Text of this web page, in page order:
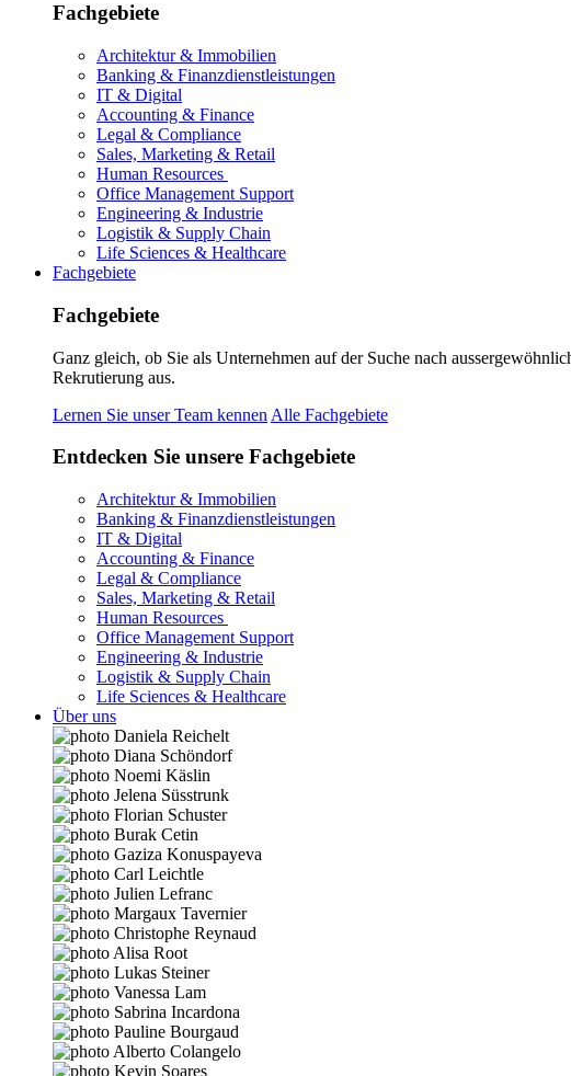
Fachgebiete
Architektur & Immobilien
Banking & Finanzdienstleistungen
IT & Digital
Accounting & Finance
Legal & Compliance
Sales, Marketing & Retail
Human Resources
Office Management Support
Engineering & Industrie
Logistik & Supply Chain
Life Sciences & Healthcare
Fachgebiete
Fachgebiete
Ganz gleich, ob Sie als Unternehmen auf der Suche nach
Rekrutierung aus.
Lernen Sie unser Team kennen Alle Fachgebiete
Entdecken Sie unsere Fachgebiete
Architektur & Immobilien
Banking & Finanzdienstleistungen
IT & Digital
Accounting & Finance
Legal & Compliance
Sales, Marketing & Retail
Human Resources
Office Management Support
Engineering & Industrie
Logistik & Supply Chain
Life Sciences & Healthcare
Über uns